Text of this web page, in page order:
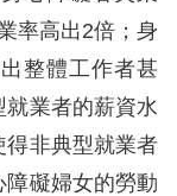
率高出2倍；身
整體工作者甚
業者的薪資水
得非典型就業者
礙婦女的勞動